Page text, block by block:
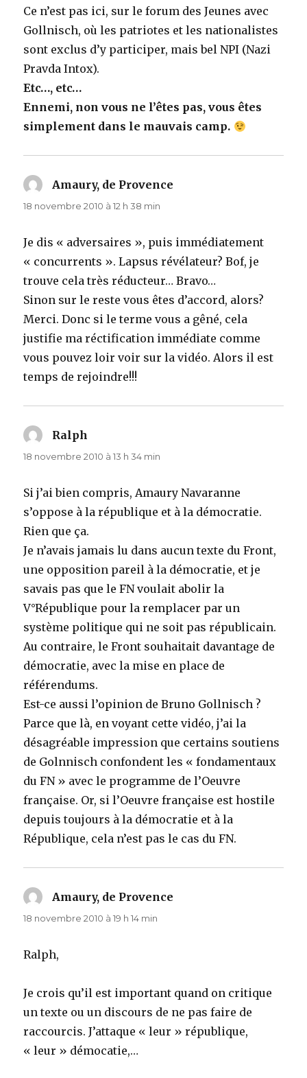
Ce n’est pas ici, sur le forum des Jeunes avec
Gollnisch, où les patriotes et les nationalistes
sont exclus d’y participer, mais bel NPI (Nazi
Pravda Intox).
Etc…, etc…
Ennemi, non vous ne l’êtes pas, vous êtes
simplement dans le mauvais camp.
Amaury, de Provence
18 novembre 2010 à 12 h 38 min
Je dis « adversaires », puis immédiatement
« concurrents ». Lapsus révélateur? Bof, je
trouve cela très réducteur… Bravo…
Sinon sur le reste vous êtes d’accord, alors?
Merci. Donc si le terme vous a gêné, cela
justifie ma réctification immédiate comme
vous pouvez loir voir sur la vidéo. Alors il est
temps de rejoindre!!!
Ralph
18 novembre 2010 à 13 h 34 min
Si j’ai bien compris, Amaury Navaranne
s’oppose à la république et à la démocratie.
Rien que ça.
Je n’avais jamais lu dans aucun texte du Front,
une opposition pareil à la démocratie, et je
savais pas que le FN voulait abolir la
V°République pour la remplacer par un
système politique qui ne soit pas républicain.
Au contraire, le Front souhaitait davantage de
démocratie, avec la mise en place de
référendums.
Est-ce aussi l’opinion de Bruno Gollnisch ?
Parce que là, en voyant cette vidéo, j’ai la
désagréable impression que certains soutiens
de Golnnisch confondent les « fondamentaux
du FN » avec le programme de l’Oeuvre
française. Or, si l’Oeuvre française est hostile
depuis toujours à la démocratie et à la
République, cela n’est pas le cas du FN.
Amaury, de Provence
18 novembre 2010 à 19 h 14 min
Ralph,
Je crois qu’il est important quand on critique
un texte ou un discours de ne pas faire de
raccourcis. J’attaque « leur » république,
« leur » démocatie,…